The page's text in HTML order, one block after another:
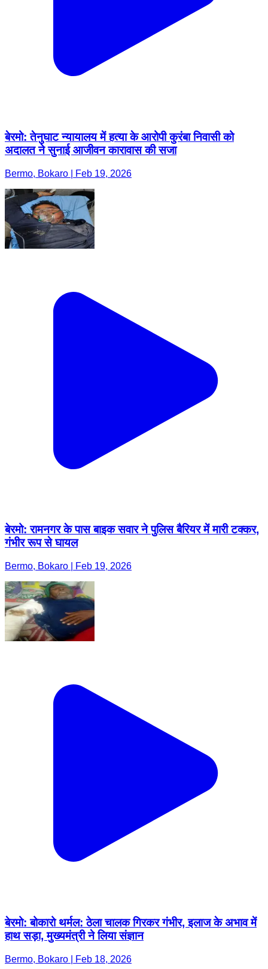
बेरमो: तेनुघाट न्यायालय में हत्या के आरोपी कुरंबा निवासी को
अदालत ने सुनाई आजीवन कारावास की सजा
Bermo, Bokaro | Feb 19, 2026
बेरमो: रामनगर के पास बाइक सवार ने पुलिस बैरियर में मारी टक्कर,
गंभीर रूप से घायल
Bermo, Bokaro | Feb 19, 2026
बेरमो: बोकारो थर्मल: ठेला चालक गिरकर गंभीर, इलाज के अभाव में
हाथ सड़ा, मुख्यमंत्री ने लिया संज्ञान
Bermo, Bokaro | Feb 18, 2026